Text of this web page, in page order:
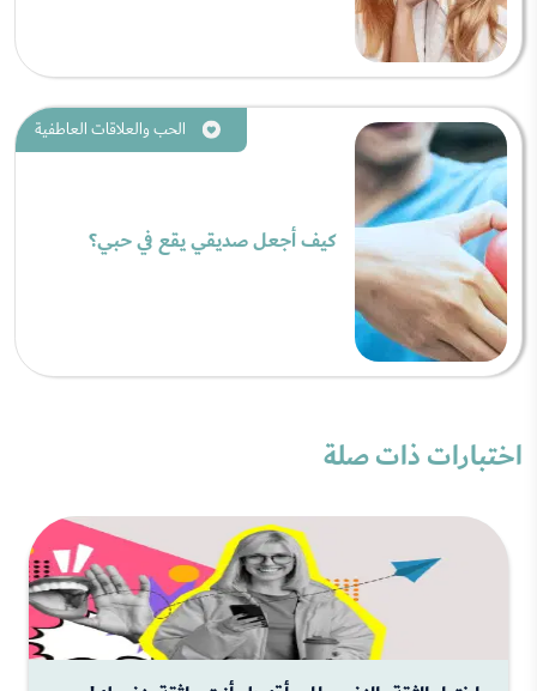
الحب والعلاقات العاطفية
كيف أجعل صديقي يقع في حبي؟
اختبارات ذات صلة